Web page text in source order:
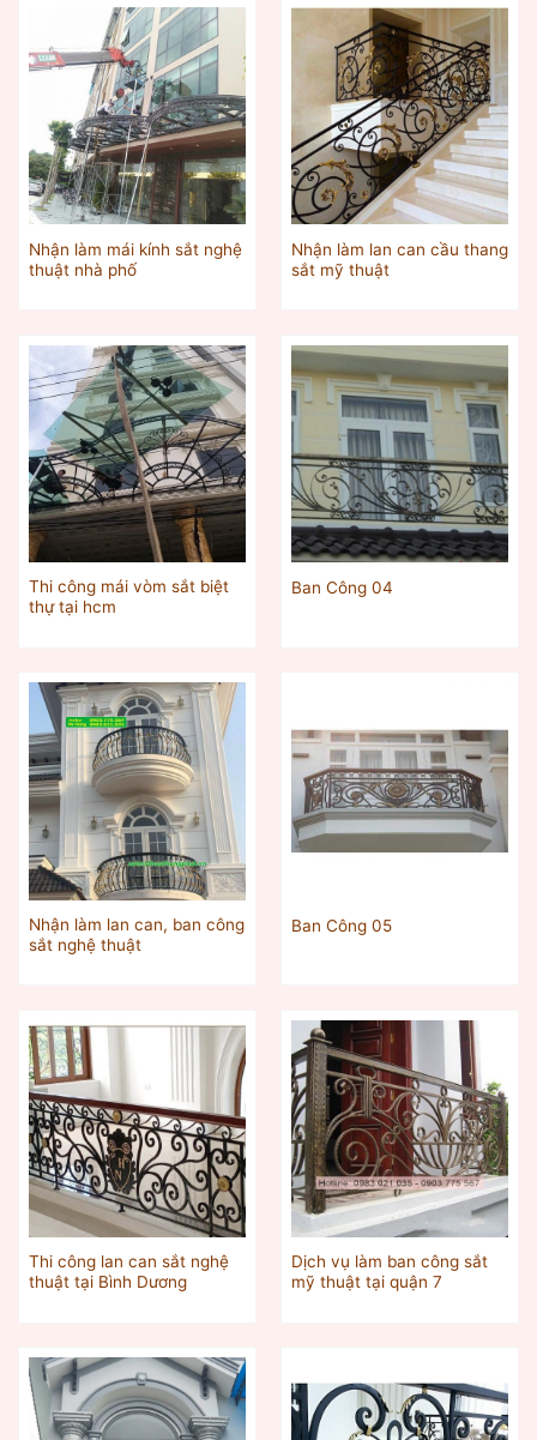
Nhận làm mái kính sắt nghệ
thuật nhà phố
Nhận làm lan can cầu thang
sắt mỹ thuật
Thi công mái vòm sắt biệt
thự tại hcm
Ban Công 04
Nhận làm lan can, ban công
sắt nghệ thuật
Ban Công 05
Thi công lan can sắt nghệ
thuật tại Bình Dương
Dịch vụ làm ban công sắt
mỹ thuật tại quận 7